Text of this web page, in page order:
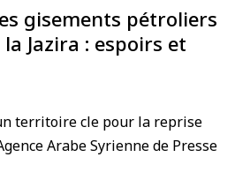
gisements pétroliers
Jazira : espoirs et